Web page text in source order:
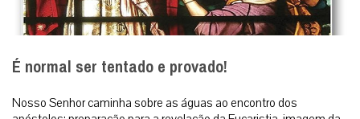
É normal ser tentado e provado!
Nosso Senhor caminha sobre as águas ao encontro dos